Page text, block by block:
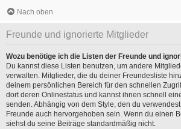
Nach oben
Freunde und ignorierte Mitglieder
Wozu benötige ich die Listen der Freunde und
Du kannst diese Listen benutzen, um andere
verwalten. Mitglieder, die du deiner Freundesliste
deinem persönlichen Bereich für den schnellen
dort deren Onlinestatus und kannst ihnen schnell
senden. Abhängig von dem Style, den du
Freunde auch hervorgehoben sein. Wenn du einen
siehst du seine Beiträge standardmäßig nicht.